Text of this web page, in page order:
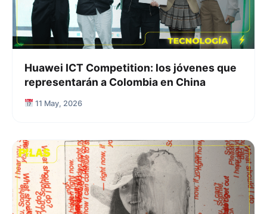
Huawei ICT Competition: los jóvenes que
representarán a Colombia en China
11 May, 2026